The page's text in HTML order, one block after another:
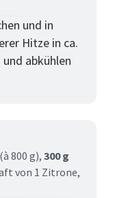
und in
Hitze in ca.
abkühlen
800 g), 300 g
von 1 Zitrone,